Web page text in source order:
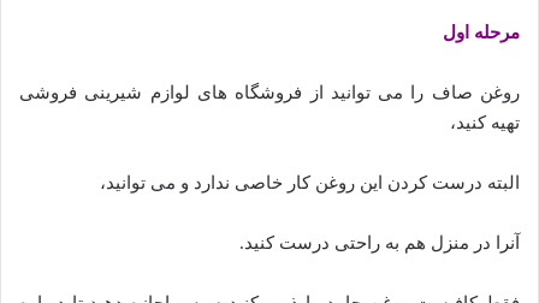
مرحله اول
روغن صاف را می توانید از فروشگاه های لوازم شیرینی فروشی
تهیه کنید،
البته درست کردن این روغن کار خاصی ندارد و می توانید،
آنرا در منزل هم به راحتی درست کنید.